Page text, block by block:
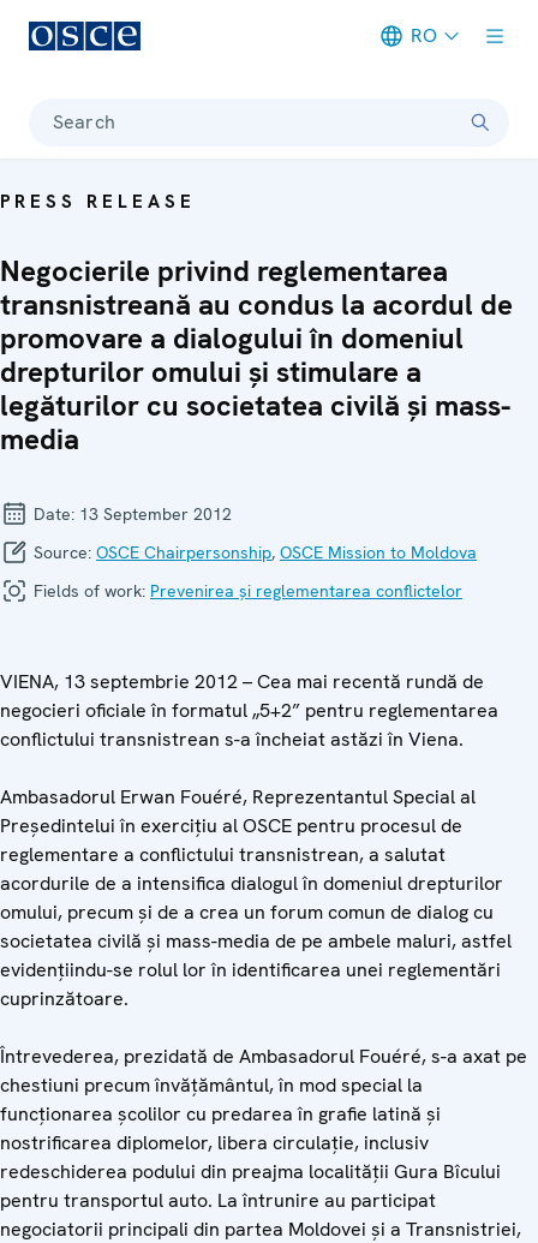
RO
Search
PRESS RELEASE
Negocierile privind reglementarea
transnistreană au condus la acordul de
promovare a dialogului în domeniul
drepturilor omului şi stimulare a
legăturilor cu societatea civilă şi mass-
media
Date: 13 September 2012
Source: OSCE Chairpersonship, OSCE Mission to Moldova
Fields of work: Prevenirea și reglementarea conflictelor
VIENA, 13 septembrie 2012 – Cea mai recentă rundă de
negocieri oficiale în formatul „5+2” pentru reglementarea
conflictului transnistrean s-a încheiat astăzi în Viena.
Ambasadorul Erwan Fouéré, Reprezentantul Special al
Preşedintelui în exerciţiu al OSCE pentru procesul de
reglementare a conflictului transnistrean, a salutat
acordurile de a intensifica dialogul în domeniul drepturilor
omului, precum şi de a crea un forum comun de dialog cu
societatea civilă şi mass-media de pe ambele maluri, astfel
evidenţiindu-se rolul lor în identificarea unei reglementări
cuprinzătoare.
Întrevederea, prezidată de Ambasadorul Fouéré, s-a axat pe
chestiuni precum învăţământul, în mod special la
funcţionarea şcolilor cu predarea în grafie latină şi
nostrificarea diplomelor, libera circulaţie, inclusiv
redeschiderea podului din preajma localităţii Gura Bîcului
pentru transportul auto. La întrunire au participat
negociatorii principali din partea Moldovei şi a Transnistriei,